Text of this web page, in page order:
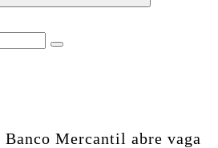
Banco Mercantil abre vaga